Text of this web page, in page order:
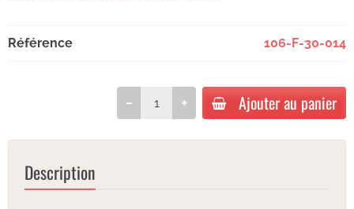
Référence 106-F-30-014
Ajouter au panier
Description